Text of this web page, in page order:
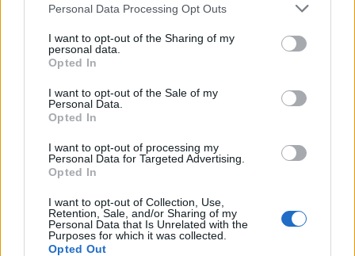
Please note that this website/app uses one or more Google
not limited to your visit or usage behaviour. You may click to
grant or deny consent to Google and its third-party tags to
use your data for below specified purposes in below Google
consent section.
Personal Data Processing Opt Outs
I want to opt-out of the Sharing of my
personal data.
Opted In
I want to opt-out of the Sale of my
Personal Data.
Opted In
I want to opt-out of processing my
Personal Data for Targeted Advertising.
Opted In
I want to opt-out of Collection, Use,
Retention, Sale, and/or Sharing of my
Personal Data that Is Unrelated with the
Purposes for which it was collected.
Opted Out
Continua a leggere
FINANZA